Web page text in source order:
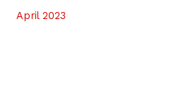
April 2023